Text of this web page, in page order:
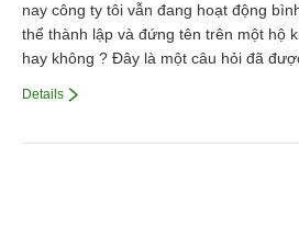
Tuyển Dụng
nay công ty tôi vẫn đang hoạt động
thể thành lập và đứng tên trên một hộ
hay không ? Đây là một câu hỏi đã
Details